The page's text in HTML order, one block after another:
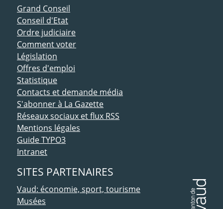
ACCÈS DIRECT
Grand Conseil
Conseil d'Etat
Ordre judiciaire
Comment voter
Législation
Offres d'emploi
Statistique
Contacts et demande média
S'abonner à La Gazette
Réseaux sociaux et flux RSS
Mentions légales
Guide TYPO3
Intranet
SITES PARTENAIRES
Vaud: économie, sport, tourisme
Musées